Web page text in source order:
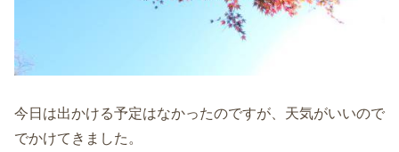
今日は出かける予定はなかったのですが、天気がいいので
でかけてきました。